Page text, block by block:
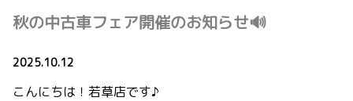
秋の中古車フェア開催のお知らせ🔊
2025.10.12
こんにちは！若草店です♪